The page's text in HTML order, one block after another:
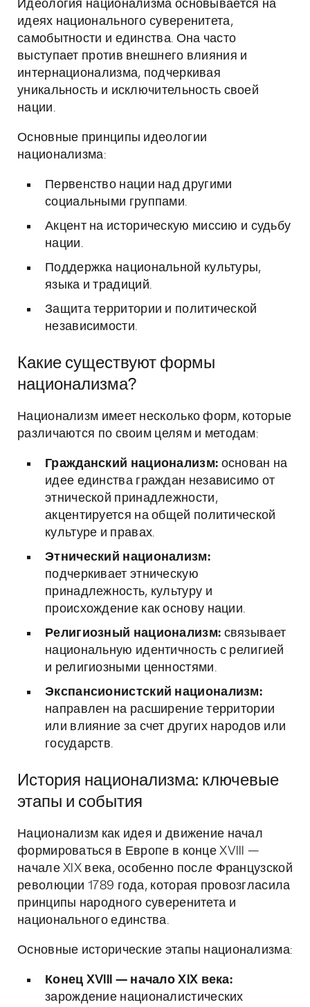
Идеология национализма основывается на
идеях национального суверенитета,
самобытности и единства. Она часто
выступает против внешнего влияния и
интернационализма, подчеркивая
уникальность и исключительность своей
нации.
Основные принципы идеологии
национализма:
Первенство нации над другими
социальными группами.
Акцент на историческую миссию и судьбу
нации.
Поддержка национальной культуры,
языка и традиций.
Защита территории и политической
независимости.
Какие существуют формы
национализма?
Национализм имеет несколько форм, которые
различаются по своим целям и методам:
Гражданский национализм: основан на
идее единства граждан независимо от
этнической принадлежности,
акцентируется на общей политической
культуре и правах.
Этнический национализм:
подчеркивает этническую
принадлежность, культуру и
происхождение как основу нации.
Религиозный национализм: связывает
национальную идентичность с религией
и религиозными ценностями.
Экспансионистский национализм:
направлен на расширение территории
или влияние за счет других народов или
государств.
История национализма: ключевые
этапы и события
Национализм как идея и движение начал
формироваться в Европе в конце XVIII —
начале XIX века, особенно после Французской
революции 1789 года, которая провозгласила
принципы народного суверенитета и
национального единства.
Основные исторические этапы национализма:
Конец XVIII — начало XIX века:
зарождение националистических